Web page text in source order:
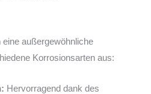
außergewöhnliche
Korrosionsarten aus:
Hervorragend dank des